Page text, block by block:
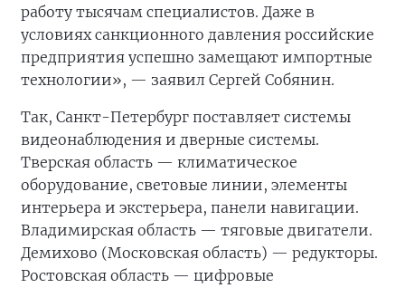
работу тысячам специалистов. Даже в
условиях санкционного давления российские
предприятия успешно замещают импортные
технологии», — заявил Сергей Собянин.
Так, Санкт-Петербург поставляет системы
видеонаблюдения и дверные системы.
Тверская область — климатическое
оборудование, световые линии, элементы
интерьера и экстерьера, панели навигации.
Владимирская область — тяговые двигатели.
Демихово (Московская область) — редукторы.
Ростовская область — цифровые